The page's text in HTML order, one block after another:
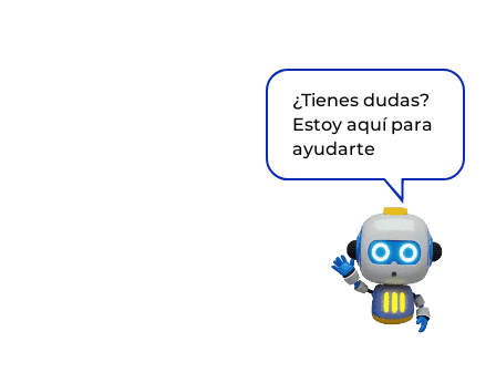
¿Tienes dudas?
Estoy aquí para
ayudarte